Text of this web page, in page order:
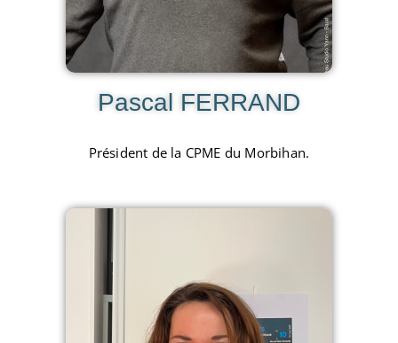
Pascal FERRAND
Président de la CPME du Morbihan.